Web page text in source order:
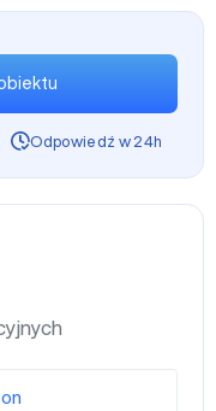
Odpowiedź w 24h